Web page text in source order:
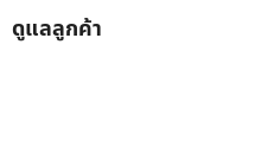
ดูแลลูกค้า